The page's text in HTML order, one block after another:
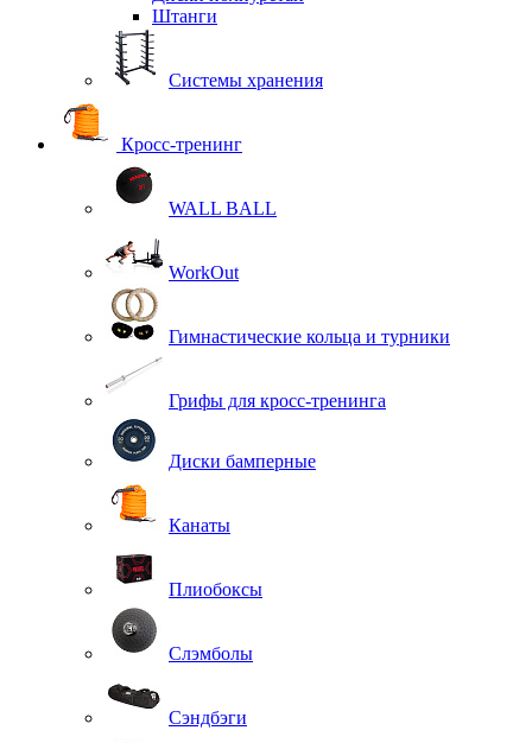
Штанги
Системы хранения
Кросс-тренинг
WALL BALL
WorkOut
Гимнастические кольца и турники
Грифы для кросс-тренинга
Диски бамперные
Канаты
Плиобоксы
Слэмболы
Сэндбэги